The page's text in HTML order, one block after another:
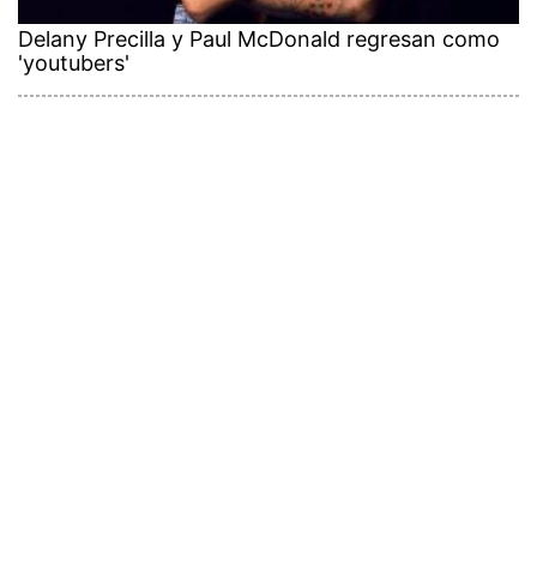
Delany Precilla y Paul McDonald regresan como
'youtubers'